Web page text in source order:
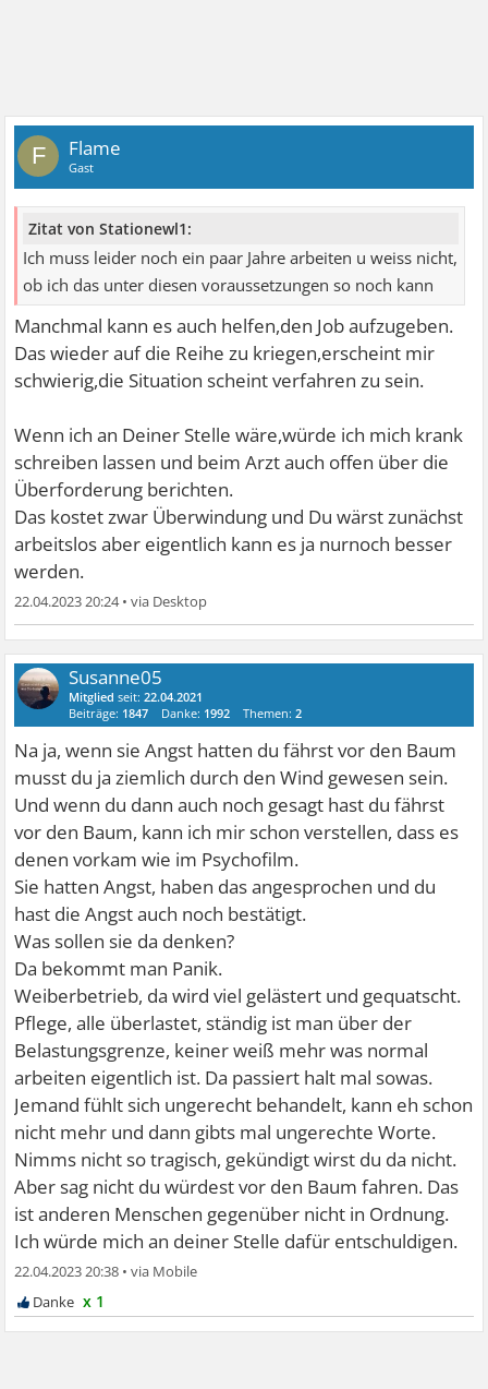
F Flame
Gast
Zitat von Stationewl1:
Ich muss leider noch ein paar Jahre arbeiten u weiss nicht,
ob ich das unter diesen voraussetzungen so noch kann
Manchmal kann es auch helfen,den Job aufzugeben.
Das wieder auf die Reihe zu kriegen,erscheint mir
schwierig,die Situation scheint verfahren zu sein.
Wenn ich an Deiner Stelle wäre,würde ich mich krank
schreiben lassen und beim Arzt auch offen über die
Überforderung berichten.
Das kostet zwar Überwindung und Du wärst zunächst
arbeitslos aber eigentlich kann es ja nurnoch besser
werden.
22.04.2023 20:24•
Susanne05
Mitglied seit:22.04.2021
Beiträge: 1847 Danke: 1992 Themen:2
Na ja, wenn sie Angst hatten du fährst vor den Baum
musst du ja ziemlich durch den Wind gewesen sein.
Und wenn du dann auch noch gesagt hast du fährst
vor den Baum, kann ich mir schon verstellen, dass es
denen vorkam wie im Psychofilm.
Sie hatten Angst, haben das angesprochen und du
hast die Angst auch noch bestätigt.
Was sollen sie da denken?
Da bekommt man Panik.
Weiberbetrieb, da wird viel gelästert und gequatscht.
Pflege, alle überlastet, ständig ist man über der
Belastungsgrenze, keiner weiß mehr was normal
arbeiten eigentlich ist. Da passiert halt mal sowas.
Jemand fühlt sich ungerecht behandelt, kann eh schon
nicht mehr und dann gibts mal ungerechte Worte.
Nimms nicht so tragisch, gekündigt wirst du da nicht.
Aber sag nicht du würdest vor den Baum fahren. Das
ist anderen Menschen gegenüber nicht in Ordnung.
Ich würde mich an deiner Stelle dafür entschuldigen.
22.04.2023 20:38 •
x 1